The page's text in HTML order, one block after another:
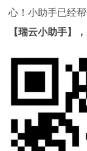
心！小助手已经
【瑞云小助手】